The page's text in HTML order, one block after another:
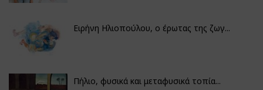
Ειρήνη Ηλιοπούλου, ο έρωτας της ζωγ...
Πήλιο, φυσικά και μεταφυσικά τοπία...